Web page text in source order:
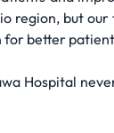
but our
for better
Hospital